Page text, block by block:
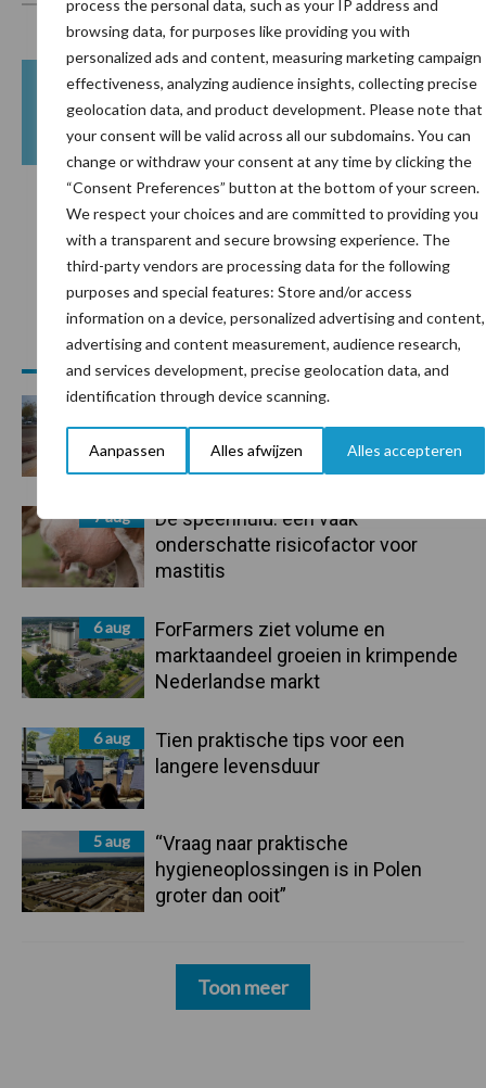
process the personal data, such as your IP address and
browsing data, for purposes like providing you with
personalized ads and content, measuring marketing campaign
effectiveness, analyzing audience insights, collecting precise
geolocation data, and product development. Please note that
your consent will be valid across all our subdomains. You can
change or withdraw your consent at any time by clicking the
“Consent Preferences” button at the bottom of your screen.
We respect your choices and are committed to providing you
with a transparent and secure browsing experience. The
third-party vendors are processing data for the following
purposes and special features: Store and/or access
information on a device, personalized advertising and content,
advertising and content measurement, audience research,
and services development, precise geolocation data, and
identification through device scanning.
Aanpassen Alles afwijzen Alles accepteren
Primaire
Sidebar
Recent nieuws Partner nieuws
7 aug
Grondstoffenmarkt blijft grillig:
droogte en geopolitiek houden
handel in de greep
7 aug
De speenhuid: een vaak
onderschatte risicofactor voor
mastitis
6 aug
ForFarmers ziet volume en
marktaandeel groeien in krimpende
Nederlandse markt
6 aug
Tien praktische tips voor een
langere levensduur
5 aug
“Vraag naar praktische
hygieneoplossingen is in Polen
groter dan ooit”
Toon meer
Bedrijfsnieuws
Ligbox &
Voerhekken
Toon meer